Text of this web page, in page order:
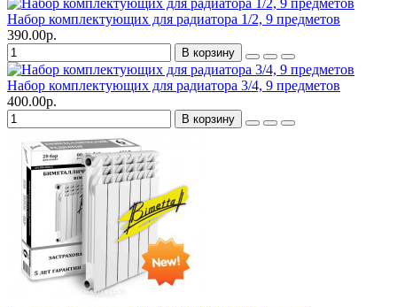
Набор комплектующих для радиатора 1/2, 9 предметов
390.00р.
В корзину
Набор комплектующих для радиатора 3/4, 9 предметов
400.00р.
В корзину